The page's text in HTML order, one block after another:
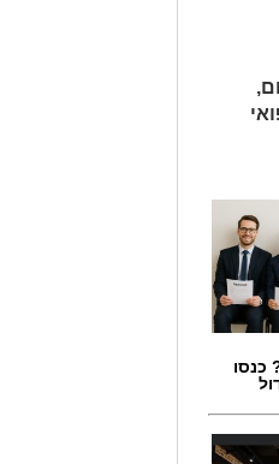
דרום,
כנסו